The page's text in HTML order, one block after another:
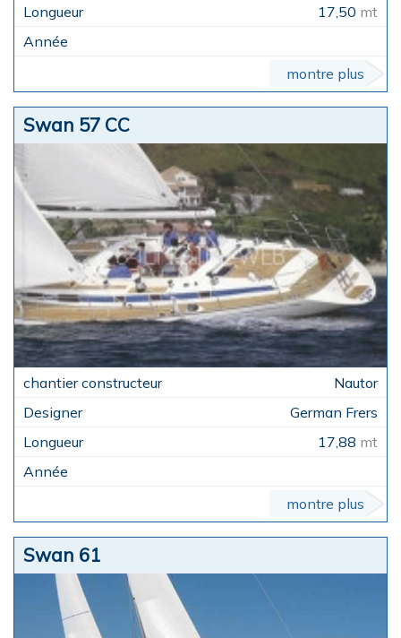
17,50 mt
montre plus
Swan 57 CC
Nautor
German Frers
17,88 mt
montre plus
Swan 61